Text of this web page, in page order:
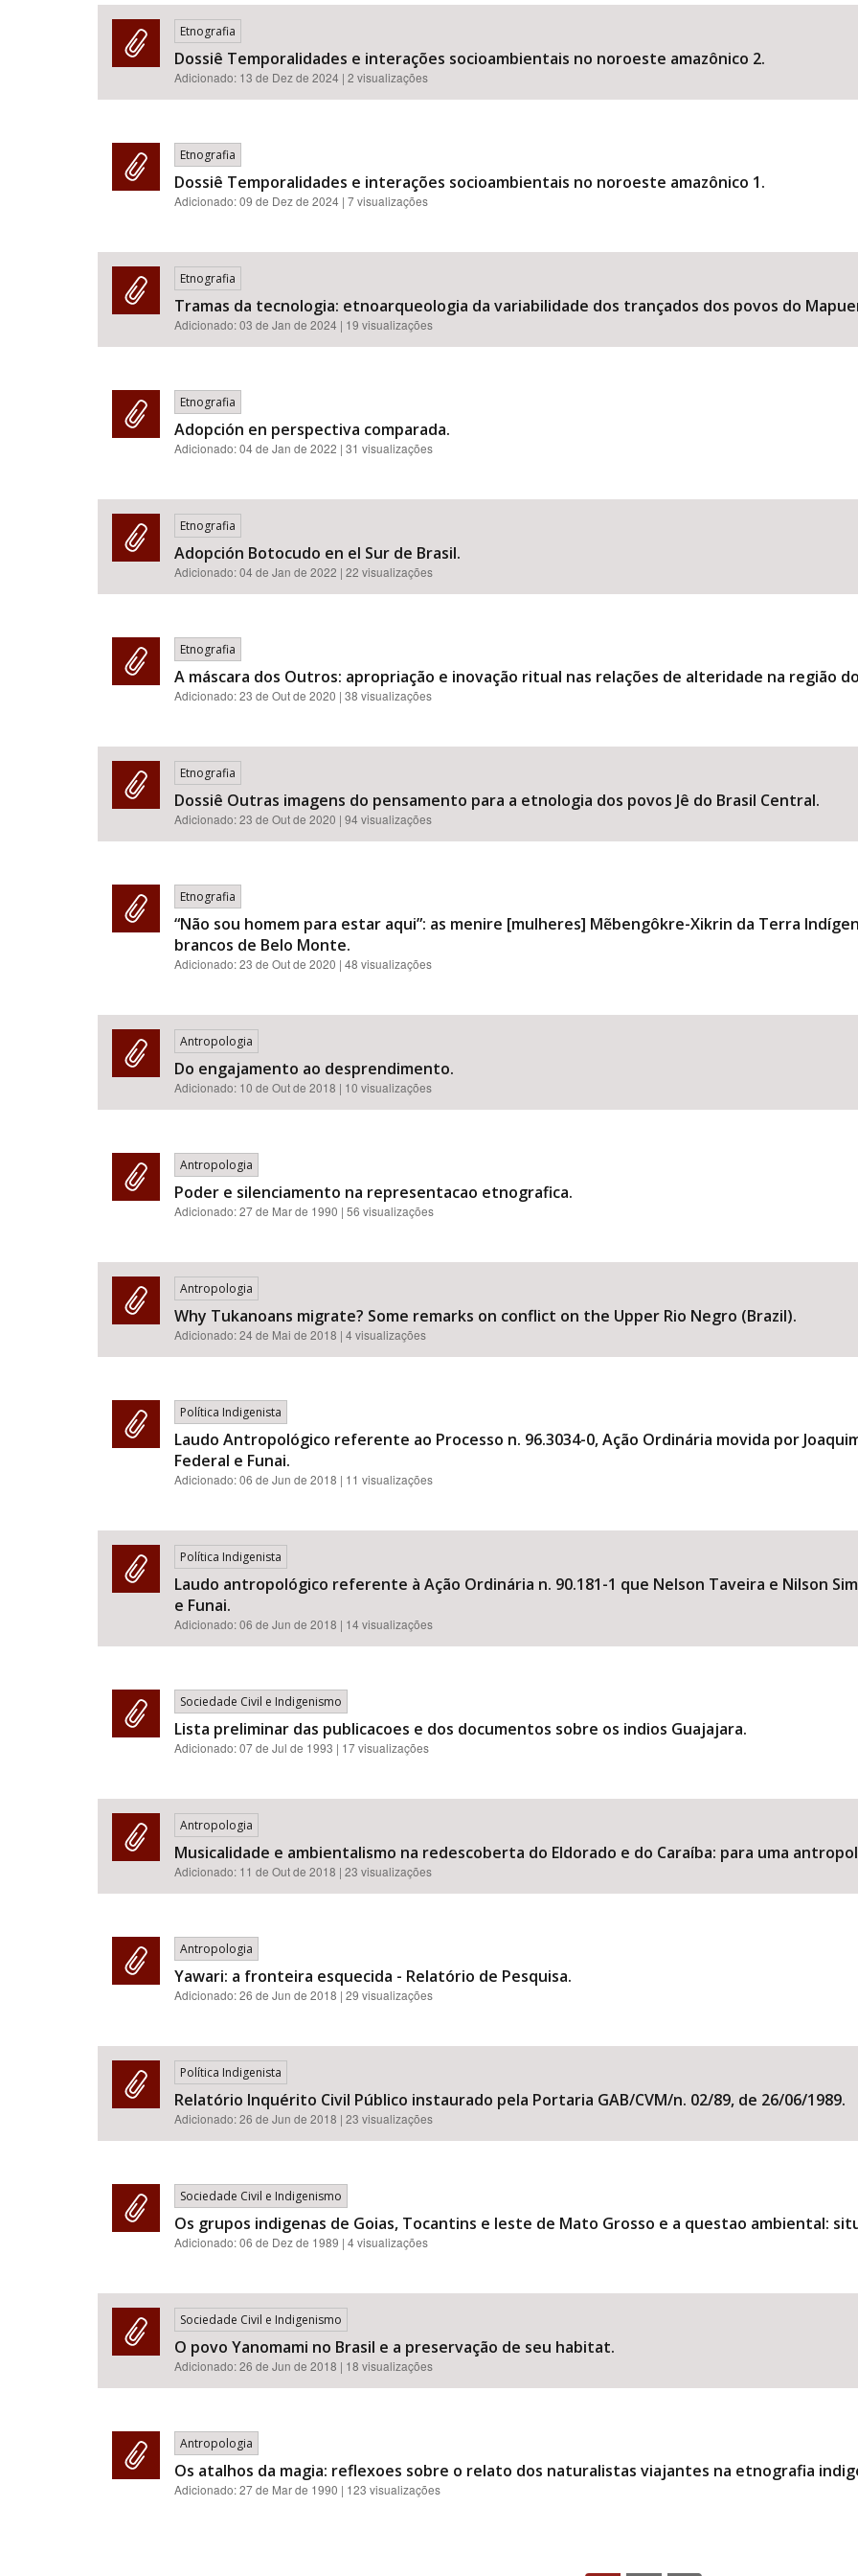
Etnografia
Dossiê Temporalidades e interações socioambientais no noroeste amazônico 2.
Adicionado: 13 de Dez de 2024 | 2 visualizações
Etnografia
Dossiê Temporalidades e interações socioambientais no noroeste amazônico 1.
Adicionado:09 de Dez de 2024 | 7 visualizações
Etnografia
Tramas da tecnologia: etnoarqueologia da variabilidade dos trançados dos povos do
Adicionado:03 de Jan de 2024 | 19 visualizações
Etnografia
Adopción en perspectiva comparada.
Adicionado:04 de Jan de 2022 | 31 visualizações
Etnografia
Adopción Botocudo en el Sur de Brasil.
Adicionado:04 de Jan de 2022 | 22 visualizações
Etnografia
A máscara dos Outros: apropriação e inovação ritual nas relações de alteridade na região
Adicionado:23 de Out de 2020 | 38 visualizações
Etnografia
Dossiê Outras imagens do pensamento para a etnologia dos povos Jê do Brasil Central.
Adicionado:23 de Out de 2020 | 94 visualizações
Etnografia
“Não sou homem para estar aqui”: as menire [mulheres] Mẽbengôkre-Xikrin da Terra
brancos de Belo Monte.
Adicionado:23 de Out de 2020 | 48 visualizações
Antropologia
Do engajamento ao desprendimento.
Adicionado: 10 de Out de 2018 | 10 visualizações
Antropologia
Poder e silenciamento na representacao etnografica.
Adicionado:27 de Mar de 1990 | 56 visualizações
Antropologia
Why Tukanoans migrate? Some remarks on conflict on the Upper Rio Negro (Brazil).
Adicionado:24 de Mai de 2018 | 4 visualizações
Política Indigenista
Laudo Antropológico referente ao Processo n. 96.3034-0, Ação Ordinária movida por
Federal e Funai.
Adicionado:06 de Jun de 2018 | 11 visualizações
Política Indigenista
Laudo antropológico referente à Ação Ordinária n. 90.181-1 que Nelson Taveira e Nilson
e Funai.
Adicionado:06 de Jun de 2018 | 14 visualizações
Sociedade Civil e Indigenismo
Lista preliminar das publicacoes e dos documentos sobre os indios Guajajara.
Adicionado:07 de Jul de 1993 | 17 visualizações
Antropologia
Musicalidade e ambientalismo na redescoberta do Eldorado e do Caraíba: para uma
Adicionado: 11 de Out de 2018 | 23 visualizações
Antropologia
Yawari: a fronteira esquecida - Relatório de Pesquisa.
Adicionado:26 de Jun de 2018 | 29 visualizações
Política Indigenista
Relatório Inquérito Civil Público instaurado pela Portaria GAB/CVM/n. 02/89, de 26/06/1989.
Adicionado:26 de Jun de 2018 | 23 visualizações
Sociedade Civil e Indigenismo
Os grupos indigenas de Goias, Tocantins e leste de Mato Grosso e a questao ambiental:
Adicionado:06 de Dez de 1989 | 4 visualizações
Sociedade Civil e Indigenismo
O povo Yanomami no Brasil e a preservação de seu habitat.
Adicionado:26 de Jun de 2018 | 18 visualizações
Antropologia
Os atalhos da magia: reflexoes sobre o relato dos naturalistas viajantes na etnografia
Adicionado:27 de Mar de 1990 | 123 visualizações